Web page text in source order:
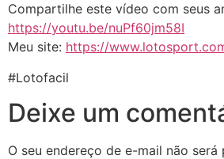
Compartilhe este vídeo com seus
https://youtu.be/nuPf60jm58I
Meu site: https://
#Lotofacil
Deixe um
O seu endereço de e-mail não será